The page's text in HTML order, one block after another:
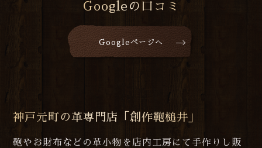
Googleの口コミ
Googleページへ
神戸元町の革専門店「創作鞄槌井」
鞄やお財布などの革小物を店内工房にて手作りし販